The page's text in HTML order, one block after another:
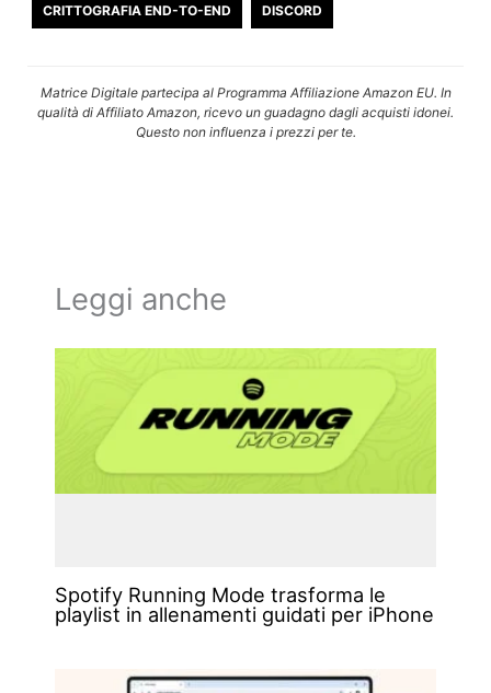
CRITTOGRAFIA END-TO-END DISCORD
Matrice Digitale partecipa al Programma Affiliazione Amazon EU. In
qualità di Affiliato Amazon, ricevo un guadagno dagli acquisti idonei.
Questo non influenza i prezzi per te.
Leggi anche
Spotify Running Mode trasforma le
playlist in allenamenti guidati per iPhone